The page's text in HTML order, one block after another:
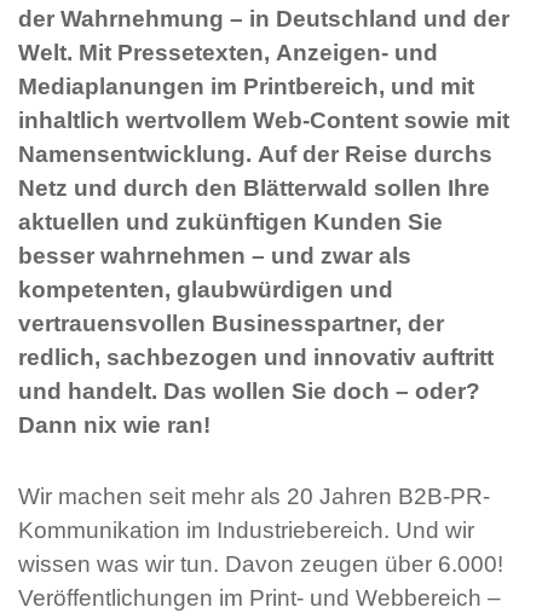
der Wahrnehmung – in Deutschland und der
Welt. Mit Pressetexten, Anzeigen- und
Mediaplanungen im Printbereich, und mit
inhaltlich wertvollem Web-Content sowie mit
Namensentwicklung. Auf der Reise durchs
Netz und durch den Blätterwald sollen Ihre
aktuellen und zukünftigen Kunden Sie
besser wahrnehmen – und zwar als
kompetenten, glaubwürdigen und
vertrauensvollen Businesspartner, der
redlich, sachbezogen und innovativ auftritt
und handelt. Das wollen Sie doch – oder?
Dann nix wie ran!
Wir machen seit mehr als 20 Jahren B2B-PR-
Kommunikation im Industriebereich. Und wir
wissen was wir tun. Davon zeugen über 6.000!
Veröffentlichungen im Print- und Webbereich –